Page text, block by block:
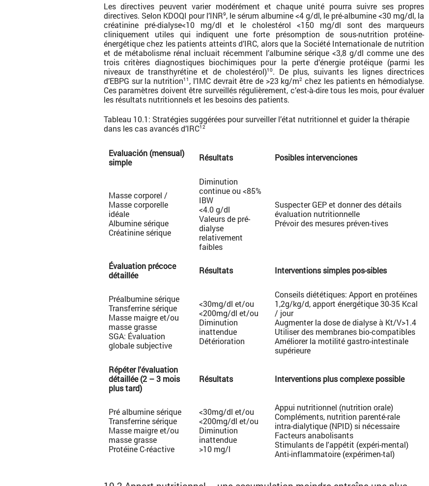
Les directives peuvent varier modérément et chaque unité pourra suivre ses propres
directives. Selon KDOQI pour l’INR9, le sérum albumine <4 g/dl, le pré-albumine <30 mg/dl, la
créatinine pré-dialyse<10 mg/dl et le cholestérol <150 mg/dl sont des marqueurs
cliniquement utiles qui indiquent une forte présomption de sous-nutrition protéine-
énergétique chez les patients atteints d’IRC, alors que la Société Internationale de nutrition
et de métabolisme rénal incluait récemment l’albumine sérique <3,8 g/dl comme une des
trois critères diagnostiques biochimiques pour la perte d’énergie protéique (parmi les
niveaux de transthyrétine et de cholestérol)10. De plus, suivants les lignes directrices
d’EBPG sur la nutrition11 , l’IMC devrait être de >23 kg/m2 chez les patients en hémodialyse.
Ces paramètres doivent être surveillés régulièrement, c’est-à-dire tous les mois, pour évaluer
les résultats nutritionnels et les besoins des patients.
Tableau 10.1: Stratégies suggérées pour surveiller l’état nutritionnel et guider la thérapie
dans les cas avancés d’IRC12
Evaluación (mensual)
simple
Résultats Posibles intervenciones
Masse corporel /
Masse corporelle
idéale
Albumine sérique
Créatinine sérique
Diminution
continue ou <85%
IBW
<4.0 g/dl
Valeurs de pré-
dialyse
relativement
faibles
Suspecter GEP et donner des détails
évaluation nutritionnelle
Prévoir des mesures préven-tives
Évaluation précoce
détaillée
Résultats Interventions simples pos-sibles
Préalbumine sérique
Transferrine sérique
Masse maigre et/ou
masse grasse
SGA: Évaluation
globale subjective
<30mg/dl et/ou
<200mg/dl et/ou
Diminution
inattendue
Détérioration
Conseils diététiques: Apport en protéines
1,2g/kg/d, apport énergétique 30-35 Kcal
/ jour
Augmenter la dose de dialyse à Kt/V>1.4
Utiliser des membranes bio-compatibles
Améliorer la motilité gastro-intestinale
supérieure
Répéter l'évaluation
détaillée (2 – 3 mois
plus tard)
Résultats Interventions plus complexe possible
Pré albumine sérique
Transferrine sérique
Masse maigre et/ou
masse grasse
Protéine C-réactive
<30mg/dl et/ou
<200mg/dl et/ou
Diminution
inattendue
>10 mg/l
Appui nutritionnel (nutrition orale)
Compléments, nutrition parenté-rale
intra-dialytique (NPID) si nécessaire
Facteurs anabolisants
Stimulants de l'appétit (expéri-mental)
Anti-inflammatoire (expérimen-tal)